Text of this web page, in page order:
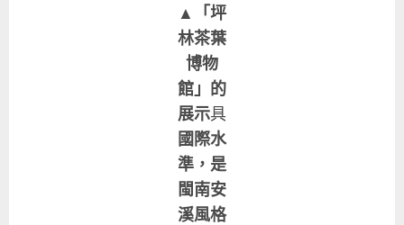
▲「坪
林茶葉
博物
館」的
展示具
國際水
準，是
閩南安
溪風格